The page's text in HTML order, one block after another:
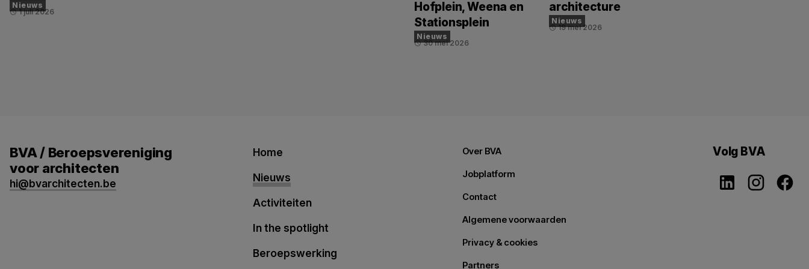
Nieuws
schedule1 juli 2026
Hofplein, Weena en
Stationsplein
Nieuws
schedule30 mei 2026
architecture
Nieuws
schedule19 mei 2026
BVA / Beroepsvereniging
voor architecten
hi@bvarchitecten.be
Home
Nieuws
Activiteiten
In the spotlight
Beroepswerking
Over BVA
Jobplatform
Contact
Algemene voorwaarden
Privacy & cookies
Partners
Volg BVA